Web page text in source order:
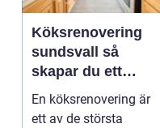
Köksrenovering
sundsvall så
skapar du ett
hållbart och
funktionellt kök
En köksrenovering är
ett av de största